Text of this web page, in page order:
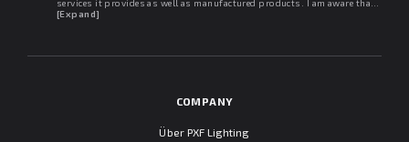
services it provides as well as manufactured products. I am aware that I
may withdraw my consent at any time. I declare that I have read the
[Expand]
COMPANY
Über PXF Lighting